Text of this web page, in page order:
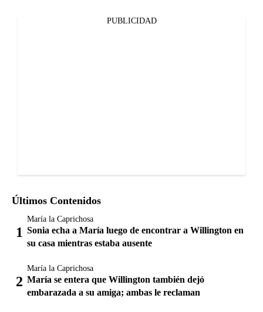
PUBLICIDAD
Últimos Contenidos
María la Caprichosa
Sonia echa a María luego de encontrar a Willington en
su casa mientras estaba ausente
María la Caprichosa
María se entera que Willington también dejó
embarazada a su amiga; ambas le reclaman